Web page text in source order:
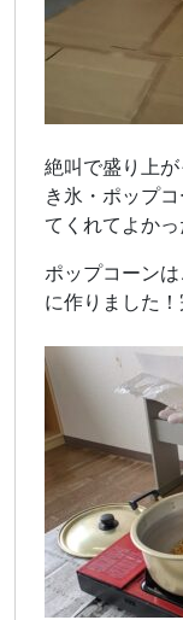
絶叫で盛り上
き氷・ポップ
てくれてよかっ
ポップコーン
に作りました！